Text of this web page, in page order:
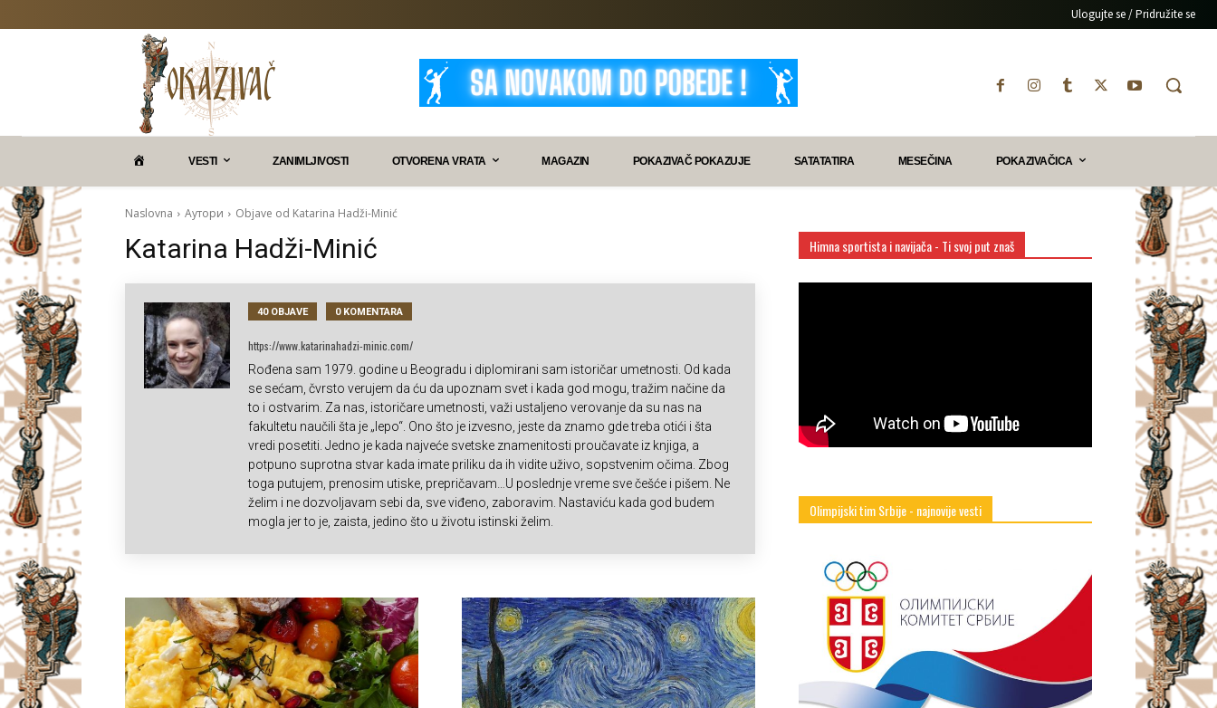
Ulogujte se / Pridružite se
O
K
A
Z
VESTI ZANIMLJIVOSTI OTVORENA VRATA MAGAZIN POKAZIVAČ POKAZUJE SATATATIRA MESEČINA POKAZIVAČICA
Naslovna Аутори Objave od Katarina Hadži-Minić
Katarina Hadži-Minić
40 OBJAVE 0 KOMENTARA
https://www.katarinahadzi-minic.com/
Rođena sam 1979. godine u Beogradu i diplomirani sam istoričar umetnosti. Od kada
se sećam, čvrsto verujem da ću da upoznam svet i kada god mogu, tražim načine da
to i ostvarim. Za nas, istoričare umetnosti, važi ustaljeno verovanje da su nas na
fakultetu naučili šta je „lepo“. Ono što je izvesno, jeste da znamo gde treba otići i šta
vredi posetiti. Jedno je kada najveće svetske znamenitosti proučavate iz knjiga, a
potpuno suprotna stvar kada imate priliku da ih vidite uživo, sopstvenim očima. Zbog
toga putujem, prenosim utiske, prepričavam…U poslednje vreme sve češće i pišem. Ne
želim i ne dozvoljavam sebi da, sve viđeno, zaboravim. Nastaviću kada god budem
mogla jer to je, zaista, jedino što u životu istinski želim.
Himna sportista i navijača - Ti svoj put znaš
Olimpijski tim Srbije - najnovije vesti